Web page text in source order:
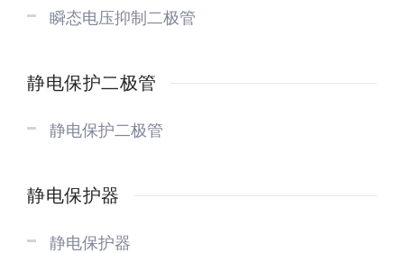
瞬态电压抑制二极管
静电保护二极管
静电保护二极管
静电保护器
静电保护器